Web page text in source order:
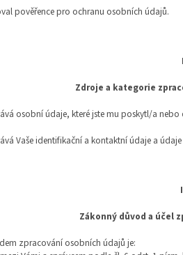
pověřence pro ochranu osobních údajů.
Zdroje a kategorie
osobní údaje, které jste mu poskytl/a
Vaše identifikační a kontaktní údaje a
Zákonný důvod a účel
zpracování osobních údajů je: